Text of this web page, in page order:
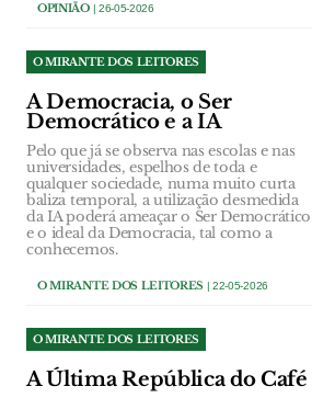
OPINIÃO| 26-05-2026
O MIRANTE DOS LEITORES
A Democracia, o Ser
Democrático e a IA
Pelo que já se observa nas escolas e nas
universidades, espelhos de toda e
qualquer sociedade, numa muito curta
baliza temporal, a utilização desmedida
da IA poderá ameaçar o Ser Democrático
e o ideal da Democracia, tal como a
conhecemos.
O MIRANTE DOS LEITORES | 22-05-2026
O MIRANTE DOS LEITORES
A Última República do Café